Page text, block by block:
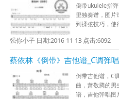
倒带ukulele指
里独奏谱，图片
到揉弦技巧，使
强你小子 日期:2016-11-13 点击:6092
蔡依林《倒带》吉他谱_C调弹
倒带吉他谱，C
曲，萧敬腾的
谱，吉他弹唱图